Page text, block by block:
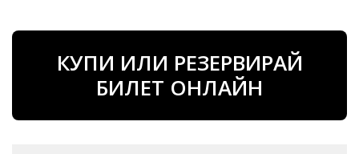
КУПИ ИЛИ РЕЗЕРВИРАЙ
БИЛЕТ ОНЛАЙН